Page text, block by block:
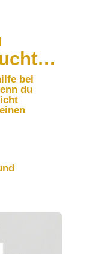
bei
du